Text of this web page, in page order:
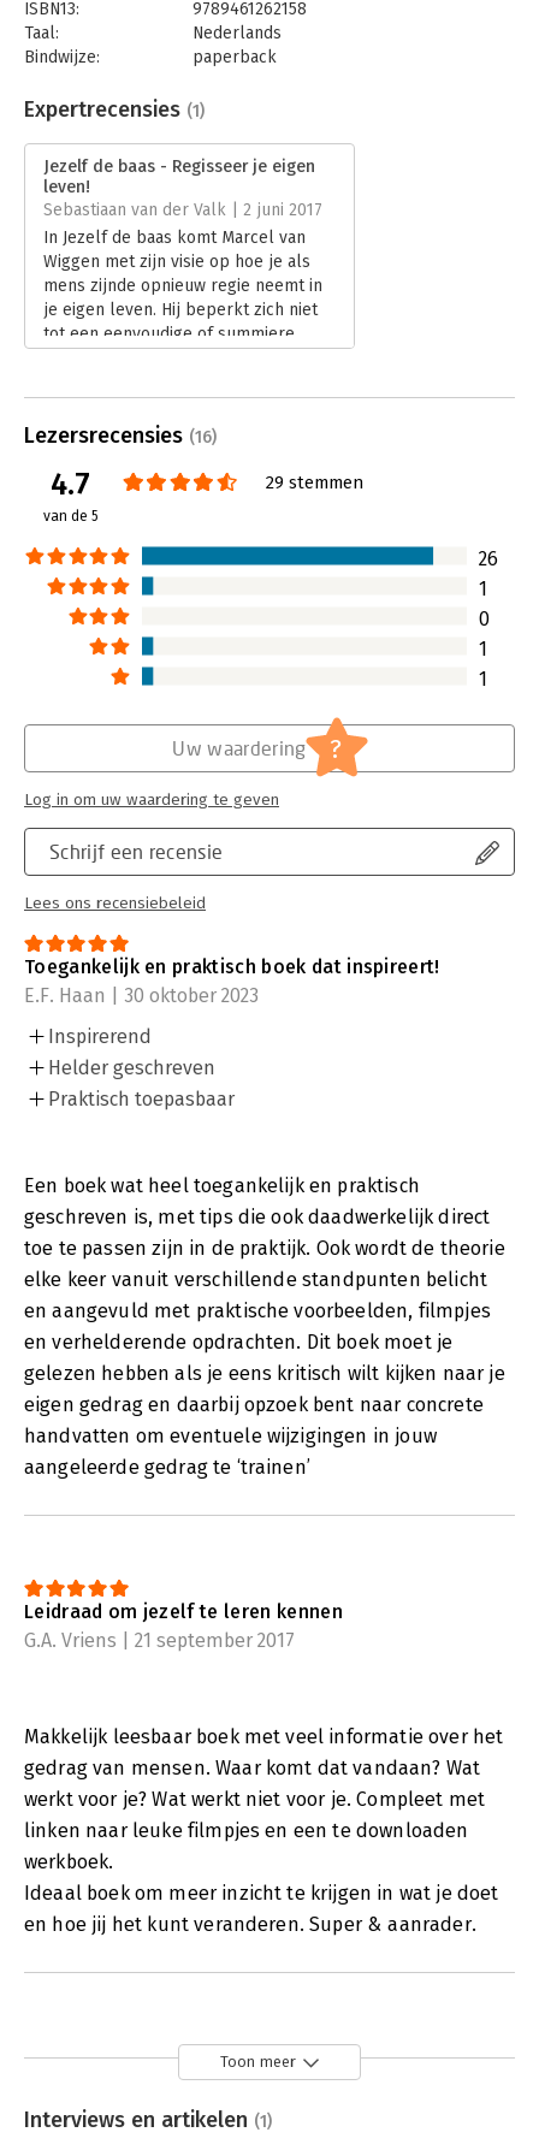
ISBN13:
9789461262158
Taal:
Nederlands
Bindwijze:
paperback
Uitgever:
Uitgeverij Haystack
Verschijningsdatum:
23-2-2017
Hoofdrubriek: Persoonlijke effectiviteit
Expertrecensies (1)
Jezelf de baas - Regisseer je eigen
leven!
Sebastiaan van der Valk | 2 juni 2017
In Jezelf de baas komt Marcel van
Wiggen met zijn visie op hoe je als
mens zijnde opnieuw regie neemt in
je eigen leven. Hij beperkt zich niet
tot een eenvoudige of summiere
maakt dit boek erg sterk!
Lezersrecensies (16)
4.7
van de 5
29 stemmen
26
1
0
1
1
Schrijf een recensie
Lees ons recensiebeleid
Uw waardering ?
Log in om uw waardering te geven
Toegankelijk en praktisch boek dat inspireert!
E.F. Haan | 30 oktober 2023
Inspirerend
Helder geschreven
Praktisch toepasbaar
Een boek wat heel toegankelijk en praktisch
geschreven is, met tips die ook daadwerkelijk direct
toe te passen zijn in de praktijk. Ook wordt de theorie
elke keer vanuit verschillende standpunten belicht
en aangevuld met praktische voorbeelden, filmpjes
en verhelderende opdrachten. Dit boek moet je
gelezen hebben als je eens kritisch wilt kijken naar je
eigen gedrag en daarbij opzoek bent naar concrete
handvatten om eventuele wijzigingen in jouw
aangeleerde gedrag te ‘trainen’
Leidraad om jezelf te leren kennen
G.A. Vriens | 21 september 2017
Makkelijk leesbaar boek met veel informatie over het
gedrag van mensen. Waar komt dat vandaan? Wat
werkt voor je? Wat werkt niet voor je. Compleet met
linken naar leuke filmpjes en een te downloaden
werkboek.
Ideaal boek om meer inzicht te krijgen in wat je doet
en hoe jij het kunt veranderen. Super & aanrader.
Toon meer
Interviews en artikelen (1)